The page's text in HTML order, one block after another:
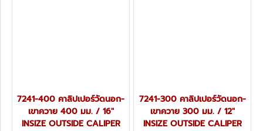
7241-400 คาลิปเปอร์วัดนอก-
เขาควาย 400 มม. / 16"
INSIZE OUTSIDE CALIPER
7241-300 คาลิปเปอร์วัดนอก-
เขาควาย 300 มม. / 12"
INSIZE OUTSIDE CALIPER